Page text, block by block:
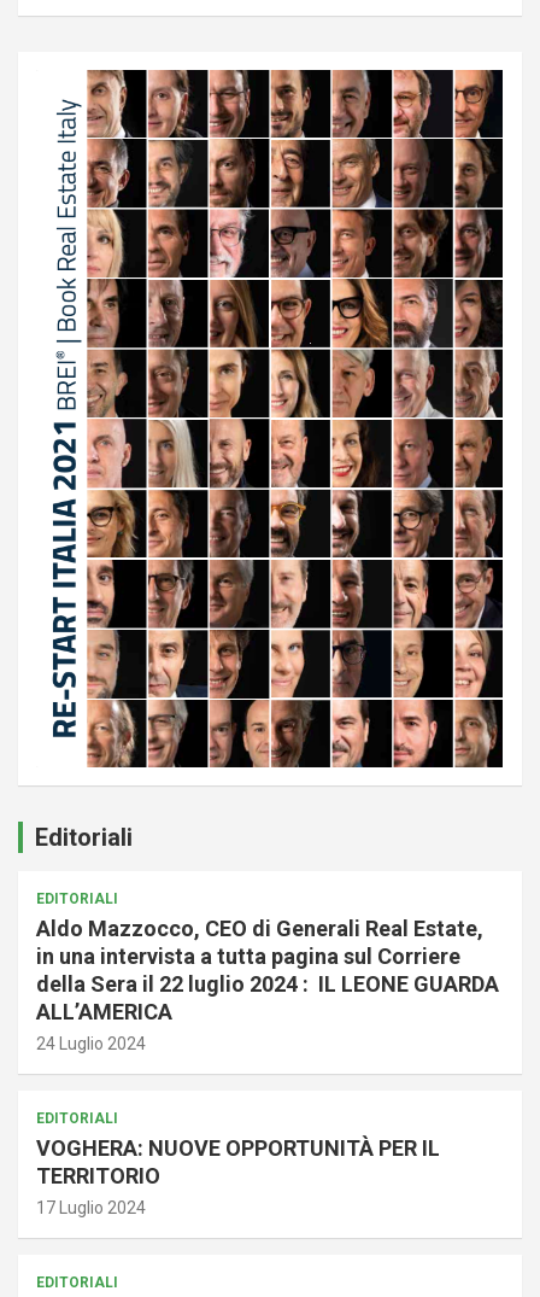
Editoriali
EDITORIALI
Aldo Mazzocco, CEO di Generali Real Estate,
in una intervista a tutta pagina sul Corriere
della Sera il 22 luglio 2024 : IL LEONE GUARDA
ALL’AMERICA
24 Luglio 2024
EDITORIALI
VOGHERA: NUOVE OPPORTUNITÀ PER IL
TERRITORIO
17 Luglio 2024
EDITORIALI